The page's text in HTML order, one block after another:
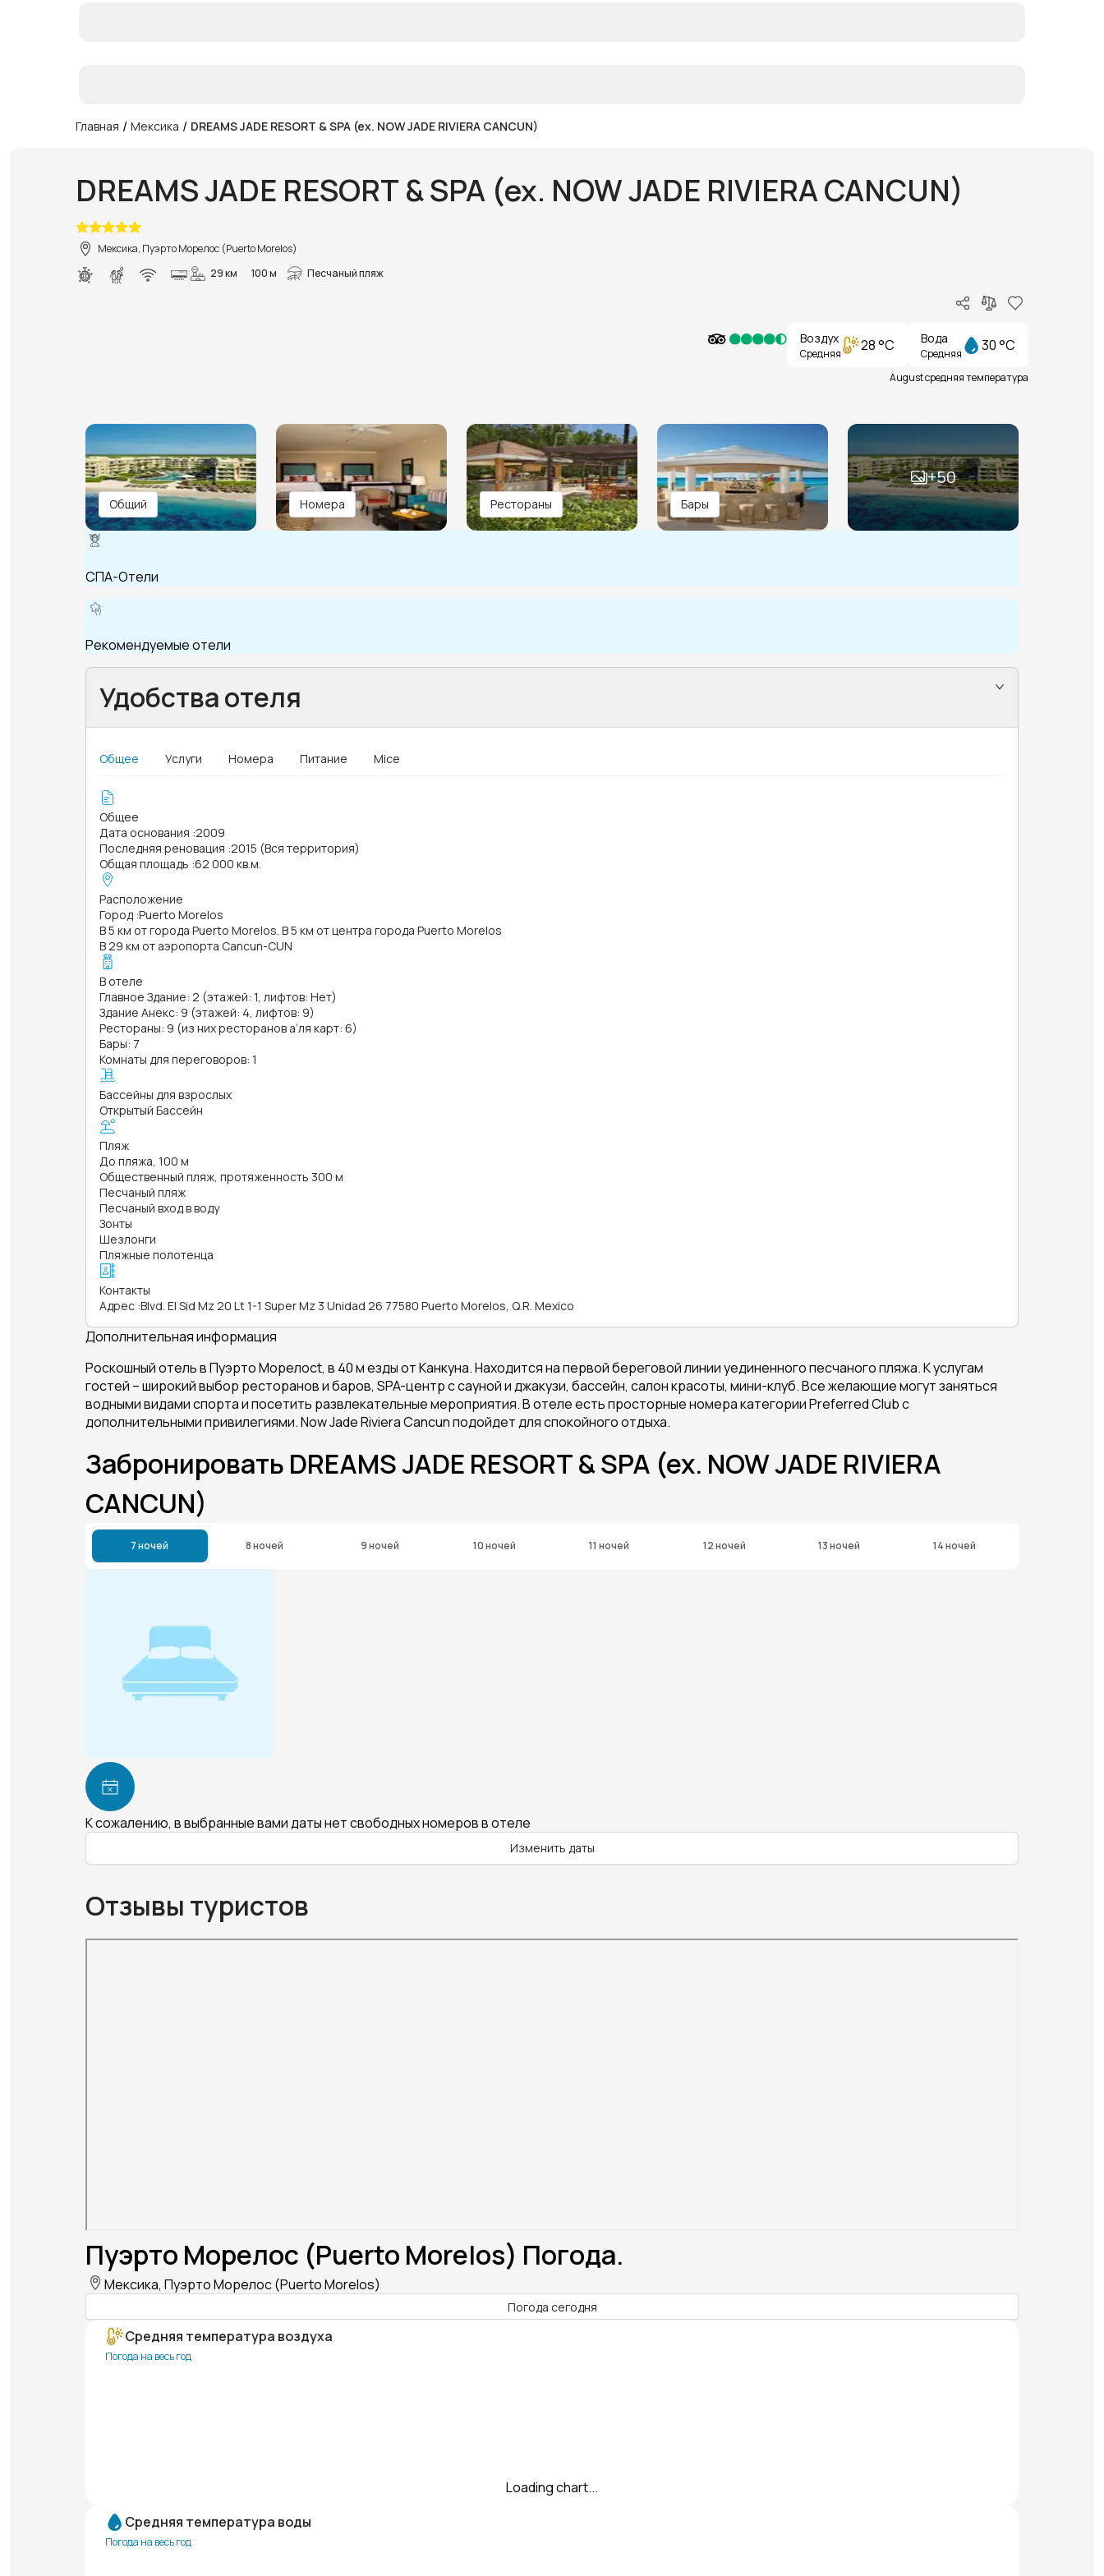
Главная / Мексика / DREAMS JADE RESORT & SPA (ex. NOW JADE RIVIERA CANCUN)
DREAMS JADE RESORT & SPA (ex. NOW JADE RIVIERA CANCUN)
Мексика, Пуэрто Морелос (Puerto Morelos)
29 км
100 м Песчаный пляж
Воздух
Средняя 28 °C Вода
Средняя 30 °C
August средняя температура
Общий Номера Рестораны Бары
+50
СПА-Отели
Рекомендуемые отели
Удобства отеля
Общее Услуги Номера Питание Mice
Общее
Дата основания :2009
Последняя реновация :2015 (Вся территория)
Общая площадь :62 000 кв.м.
Расположение
Город :Puerto Morelos
В 5 км от города Puerto Morelos. В 5 км от центра города Puerto Morelos
В 29 км от аэропорта Cancun-CUN
В отеле
Главное Здание: 2 (этажей: 1, лифтов: Нет)
Здание Анекс: 9 (этажей: 4, лифтов: 9)
Рестораны: 9 (из них ресторанов а’ля карт: 6)
Бары: 7
Комнаты для переговоров: 1
Бассейны для взрослых
Открытый Бассейн
Пляж
До пляжа, 100 м
Общественный пляж, протяженность 300 м
Песчаный пляж
Песчаный вход в воду
Зонты
Шезлонги
Пляжные полотенца
Контакты
Адрес :Blvd. El Sid Mz 20 Lt 1-1 Super Mz 3 Unidad 26 77580 Puerto Morelos, Q.R. Mexico
Дополнительная информация
Роскошный отель в Пуэрто Морелосt, в 40 м езды от Канкуна. Находится на первой береговой линии уединенного песчаного пляжа. К услугам
гостей – широкий выбор ресторанов и баров, SPA-центр с сауной и джакузи, бассейн, салон красоты, мини-клуб. Все желающие могут заняться
водными видами спорта и посетить развлекательные мероприятия. В отеле есть просторные номера категории Preferred Club с
дополнительными привилегиями. Now Jade Riviera Cancun подойдет для спокойного отдыха.
Забронировать DREAMS JADE RESORT & SPA (ex. NOW JADE RIVIERA
CANCUN)
7 ночей 8 ночей 9 ночей 10 ночей 11 ночей 12 ночей 13 ночей 14 ночей
К сожалению, в выбранные вами даты нет свободных номеров в отеле
Изменить даты
Отзывы туристов
Пуэрто Морелос (Puerto Morelos) Погода.
Мексика, Пуэрто Морелос (Puerto Morelos)
Погода сегодня
Средняя температура воздуха
Погода на весь год
Loading chart...
Средняя температура воды
Погода на весь год